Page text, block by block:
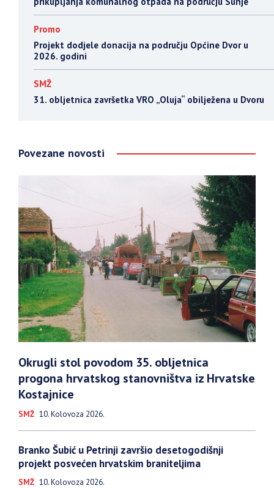
Promo
Projekt dodjele donacija na području Općine Dvor u
2026. godini
SMŽ
31. obljetnica završetka VRO „Oluja“ obilježena u Dvoru
Povezane novosti
Okrugli stol povodom 35. obljetnica
progona hrvatskog stanovništva iz Hrvatske
Kostajnice
SMŽ 10. Kolovoza 2026.
Branko Šubić u Petrinji završio desetogodišnji
projekt posvećen hrvatskim braniteljima
SMŽ 10. Kolovoza 2026.